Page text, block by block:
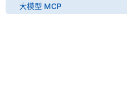
大模型 MCP